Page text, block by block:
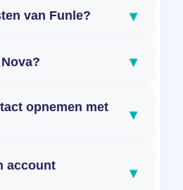
van Funle? ▾
▾
opnemen met
▾
account
▾